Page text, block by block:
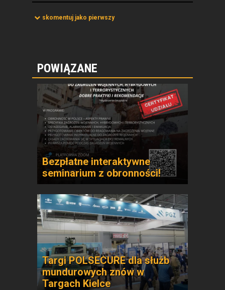
skomentuj jako pierwszy
POWIĄZANE
Bezpłatne interaktywne
seminarium z obronności!
Targi POLSECURE dla służb
mundurowych znów w
Targach Kielce